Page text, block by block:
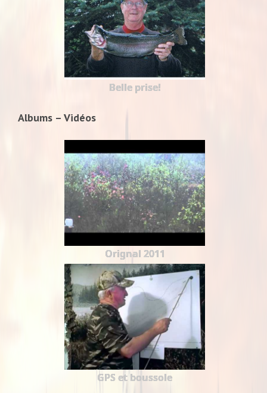
Belle prise!
Albums – Vidéos
Orignal 2011
GPS et boussole